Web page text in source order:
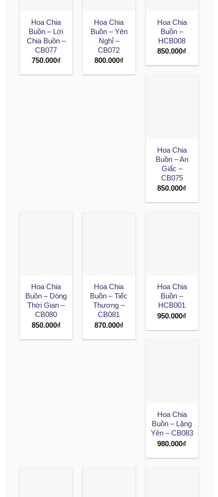
Hoa Chia
Buồn – Lời
Chia Buồn –
CB077
750.000₫
Hoa Chia
Buồn – Yên
Nghỉ –
CB072
800.000₫
Hoa Chia
Buồn –
HCB008
850.000₫
Hoa Chia
Buồn – An
Giấc –
CB075
850.000₫
Hoa Chia
Buồn – Dòng
Thời Gian –
CB080
850.000₫
Hoa Chia
Buồn – Tiếc
Thương –
CB081
870.000₫
Hoa Chia
Buồn –
HCB001
950.000₫
Hoa Chia
Buồn – Lặng
Yên – CB083
980.000₫